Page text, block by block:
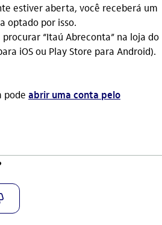
estiver aberta, você receberá um
optado por isso.
“Itaú Abreconta” na loja do
iOS ou Play Store para Android).
pode abrir uma conta pelo